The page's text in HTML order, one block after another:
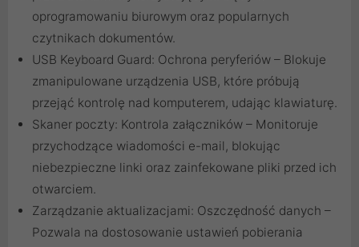
oprogramowaniu biurowym oraz popularnych
czytnikach dokumentów.
USB Keyboard Guard: Ochrona peryferiów – Blokuje
zmanipulowane urządzenia USB, które próbują
przejąć kontrolę nad komputerem, udając klawiaturę.
Skaner poczty: Kontrola załączników – Monitoruje
przychodzące wiadomości e-mail, blokując
niebezpieczne linki oraz zainfekowane pliki przed ich
otwarciem.
Zarządzanie aktualizacjami: Oszczędność danych –
Pozwala na dostosowanie ustawień pobierania